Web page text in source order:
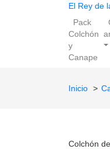
El Rey de
Pack
Colchón
y
Canape
Inicio
Colchón